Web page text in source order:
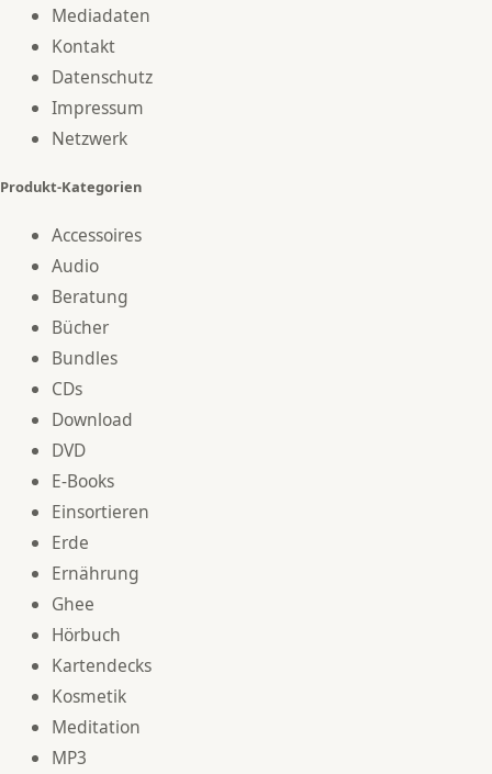
Mediadaten
Kontakt
Datenschutz
Impressum
Netzwerk
Produkt-Kategorien
Accessoires
Audio
Beratung
Bücher
Bundles
CDs
Download
DVD
E-Books
Einsortieren
Erde
Ernährung
Ghee
Hörbuch
Kartendecks
Kosmetik
Meditation
MP3